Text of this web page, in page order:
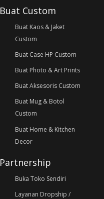
Buat Custom
Buat Kaos & Jaket
Custom
Buat Case HP Custom
Buat Photo & Art Prints
Buat Aksesoris Custom
Buat Mug & Botol
Custom
Buat Home & Kitchen
Decor
Partnership
Buka Toko Sendiri
Layanan Dropship /